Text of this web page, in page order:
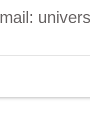
mail: